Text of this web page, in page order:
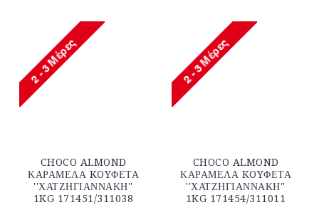
CHOCO ALMOND
ΚΑΡΑΜΕΛΑ KOYΦΕΤΑ
''ΧΑΤΖΗΓΙΑΝΝΑΚΗ''
1KG 171451/311038
CHOCO ALMOND
ΚΑΡΑΜΕΛΑ KOYΦΕΤΑ
''ΧΑΤΖΗΓΙΑΝΝΑΚΗ''
1KG 171454/311011